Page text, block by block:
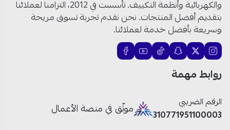
عدد البرامج:18 برنامج
سرعة العصر:1400 دورة في الدقيقة
كفاءة الطاقة:B
زاوية فتح الباب:
مصدر الطاقة:
الأبعاد:
الميزات الإضافية:إضافة قطعة غسيل، قفل
الأطفال، إيقاف الصوت
والكهربائية وأنظمة التكييف. تأسست في 2012، التزامنا لعملائنا
بتقديم أفضل المنتجات. نحن نقدم تجربة تسوق مريحة
وسريعة بأفضل خدمة لعملائنا.
روابط مهمة
الرقم الضريبي
310771951100003
موثّق في منصة الأعمال